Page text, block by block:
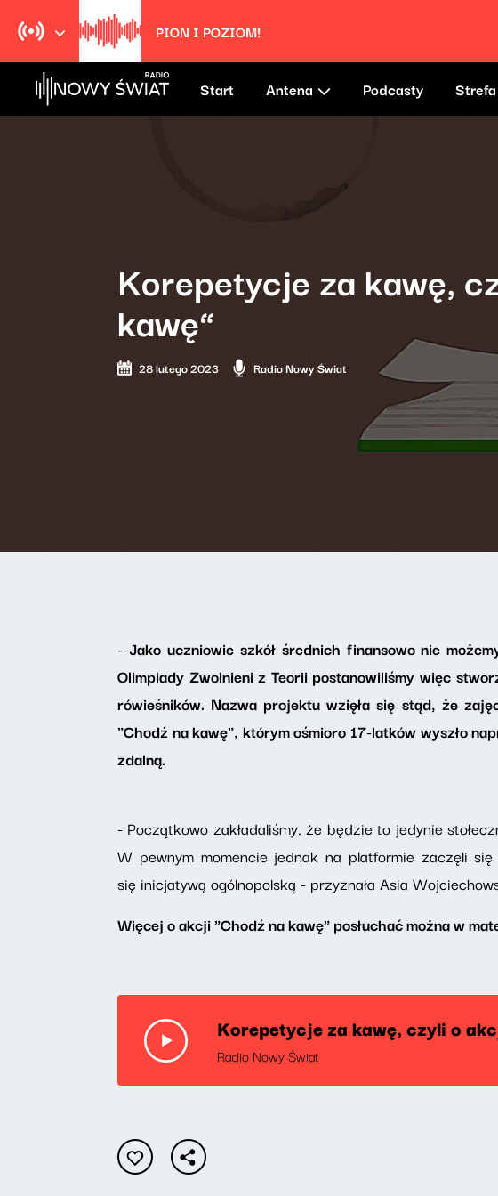
PION I POZIOM!
Start Antena Podcasty
Korepetycje za kawę,
kawę”
28 lutego 2023 Radio Nowy Świat
- Jako uczniowie szkół średnich finansowo nie
Olimpiady Zwolnieni z Teorii postanowiliśmy więc
rówieśników. Nazwa projektu wzięła się stąd, że
"Chodź na kawę", którym ośmioro 17-latków wyszło
zdalną.
- Początkowo zakładaliśmy, że będzie to jedynie
W pewnym momencie jednak na platformie zaczęli
się inicjatywą ogólnopolską - przyznała Asia
Więcej o akcji "Chodź na kawę" posłuchać można w
Korepetycje za kawę, czyli o
Radio Nowy Świat